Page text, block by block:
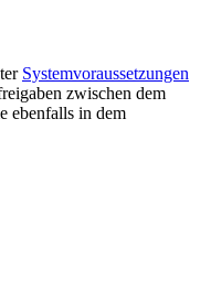
Systemvoraussetzungen
zwischen dem
ebenfalls in dem